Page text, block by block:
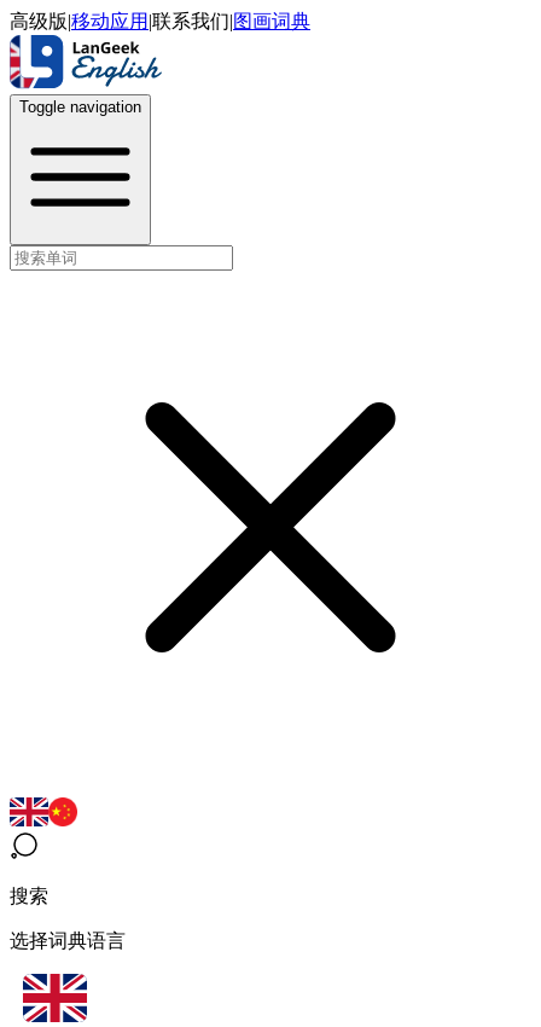
高级版|移动应用 |联系我们|图画词典
Toggle navigation
搜索
选择词典语言